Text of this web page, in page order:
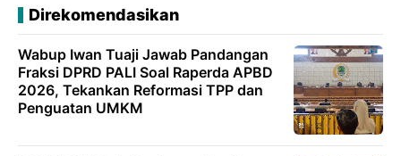
Direkomendasikan
Wabup Iwan Tuaji Jawab Pandangan
Fraksi DPRD PALI Soal Raperda APBD
2026, Tekankan Reformasi TPP dan
Penguatan UMKM